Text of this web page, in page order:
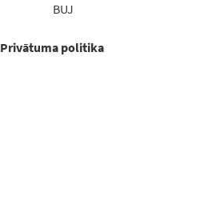
BUJ
Privātuma politika